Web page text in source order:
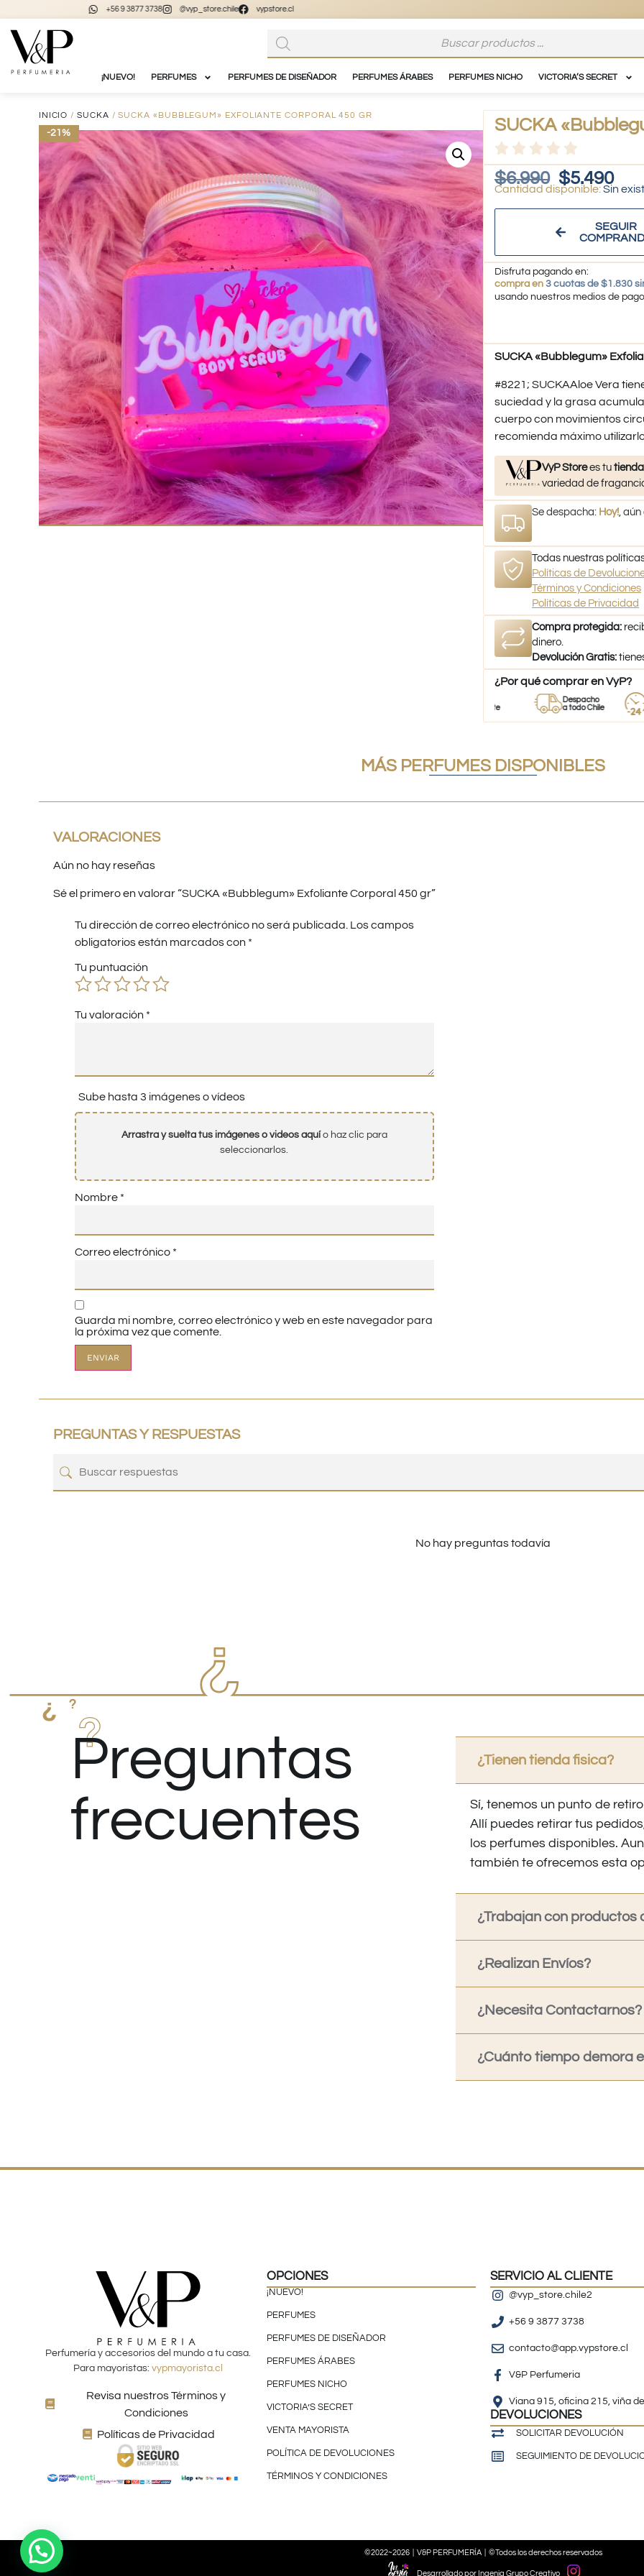
@vyp_store.chile vypstore.cl
¡NUEVO! PERFUMES PERFUMES DE DISEÑADOR PERFUMES ÁRABES PERFUMES NICHO VICTORIA’S SECRET
INICIO /SUCKA / SUCKA «BUBBLEGUM» EXFOLIANTE CORPORAL 450 GR
-21% SUCKA
$6.990 $5.490
Sin
SEGUIR
Disfruta pagando en:
compra en 3 cuotas de $1.830
usando nuestros medios de pago
SUCKA «Bubblegum»
#8221; SUCKAAloe Vera
suciedad y la grasa
cuerpo con movimientos
recomienda máximo
VyP Storees tu
variedad de
Se despacha: Hoy! ,
Todas nuestras
Políticas de
Términos y Condiciones
Políticas de Privacidad
Compra protegida:
dinero.
Devolución Gratis:
¿Por qué comprar en VyP?
Despacho
a todo Chile
24
MÁS PERFUMES DISPONIBLES
VALORACIONES
Aún no hay reseñas
Sé el primero en valorar “SUCKA «Bubblegum» Exfoliante Corporal 450 gr”
Tu dirección de correo electrónico no será publicada. Los campos
obligatorios están marcados con *
Tu puntuación
Tu valoración *
Sube hasta 3 imágenes o vídeos
Arrastra y suelta tus imágenes o videos aquío haz clic para
seleccionarlos.
Nombre *
Correo electrónico *
Guarda mi nombre, correo electrónico y web en este navegador para
la próxima vez que comente.
PREGUNTAS Y RESPUESTAS
No hay preguntas todavía
Preguntas
frecuentes
¿Tienen tienda fisica?
Sí, tenemos un punto de
Allí puedes retirar tus
los perfumes disponibles.
también te ofrecemos esta
¿Trabajan con productos
¿Realizan Envíos?
¿Necesita Contactarnos?
¿Cuánto tiempo demora
Perfumería y accesorios del mundo a tu casa.
Para mayoristas: vypmayorista.cl
Revisa nuestros Términos y
Condiciones
Políticas de Privacidad
OPCIONES
¡NUEVO!
PERFUMES
PERFUMES DE DISEÑADOR
PERFUMES ÁRABES
PERFUMES NICHO
VICTORIA’S SECRET
VENTA MAYORISTA
POLÍTICA DE DEVOLUCIONES
TÉRMINOS Y CONDICIONES
SERVICIO AL CLIENTE
@vyp_store.chile2
+56 9 3877 3738
contacto@app.vypstore.cl
V&P Perfumeria
Viana 915, oficina 215, viña
DEVOLUCIONES
SOLICITAR DEVOLUCIÓN
SEGUIMIENTO DE
©2022~2026 | V&P PERFUMERÍA | ©Todos los derechos reservados
Desarrollado por Ingenia Grupo Creativo